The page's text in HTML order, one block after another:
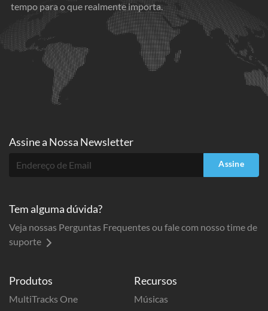
tempo para o que realmente importa.
Produtos
MultiTracks One
Recursos
Músicas
Assine a Nossa Newsletter
Assine
Tem alguma dúvida?
Veja nossas Perguntas Frequentes ou fale com nosso time de
suporte